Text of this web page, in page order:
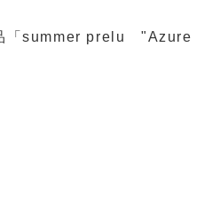
「summer prelu "Azure